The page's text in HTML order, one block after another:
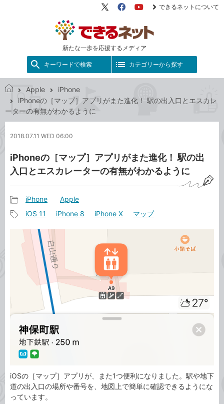
新たな一歩を応援するメディア
X（旧
FacebookYouTube
できるネットについて
キーワードで検索 カテゴリーから探す
で
き
ッ
Apple
iPhone
iPhoneの［マップ］アプリがまた進化！ 駅の出入口とエスカレ
ーターの有無がわかるように
2018.07.11 WED 06:00
iPhoneの［マップ］アプリがまた進化！ 駅の出
入口とエスカレーターの有無がわかるように
事
カ
テ
ゴ
リ
iPhone Apple
事
タ
グ
iOS 11 iPhone 8 iPhone X マップ
iOSの［マップ］アプリが、また1つ便利になりました。駅や地下
道の出入口の場所や番号を、地図上で簡単に確認できるようにな
っています。